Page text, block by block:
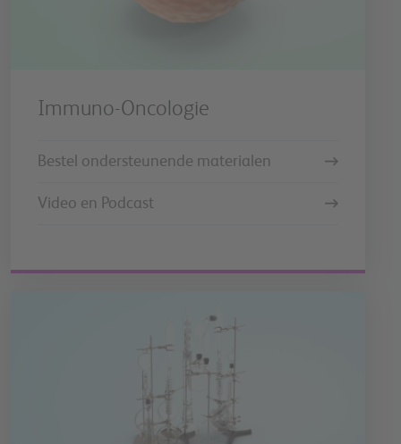
Immuno-Oncologie
Bestel ondersteunende materialen
Video en Podcast